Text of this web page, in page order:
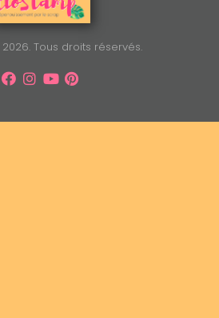
Tous droits réservés.